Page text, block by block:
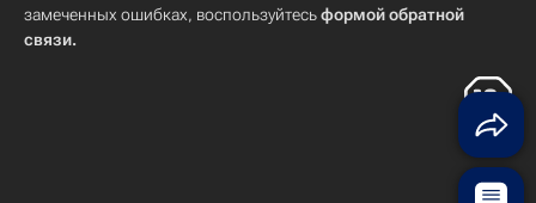
замеченных ошибках, воспользуйтесьформой обратной
связи.